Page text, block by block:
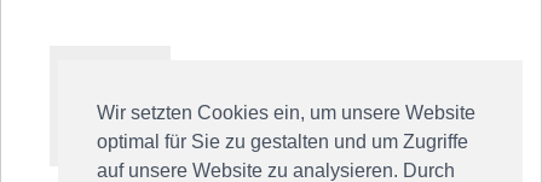
Wir setzten Cookies ein, um unsere Website
optimal für Sie zu gestalten und um Zugriffe
auf unsere Website zu analysieren. Durch